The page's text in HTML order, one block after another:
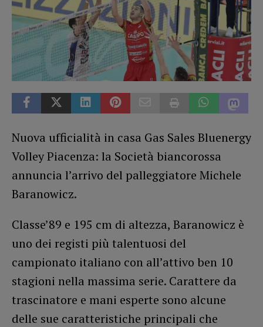
Nuova ufficialità in casa Gas Sales Bluenergy
Volley Piacenza: la Società biancorossa
annuncia l’arrivo del palleggiatore Michele
Baranowicz.
Classe’89 e 195 cm di altezza, Baranowicz è
uno dei registi più talentuosi del
campionato italiano con all’attivo ben 10
stagioni nella massima serie. Carattere da
trascinatore e mani esperte sono alcune
delle sue caratteristiche principali che